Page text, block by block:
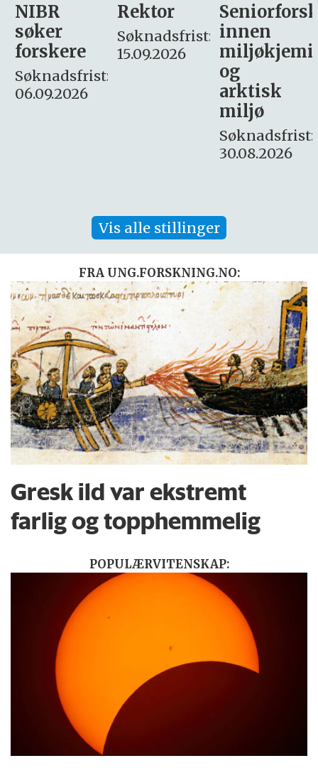
Rektor
Søknadsfrist:
15.09.2026
Seniorforsker
innen
miljøkjemi
søker
– fast
Søknadsfrist:
16. august.
Vis alle stillinger
FRA UNG.FORSKNING.NO:
Gresk ild var ekstremt
farlig og topphemmelig
POPULÆRVITENSKAP: